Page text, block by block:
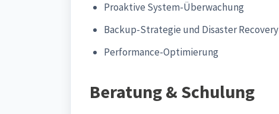
Proaktive System-Überwachung
Backup-Strategie und Disaster Recovery
Performance-Optimierung
Beratung & Schulung